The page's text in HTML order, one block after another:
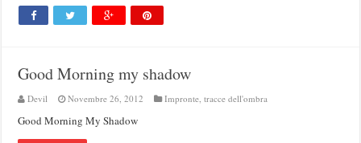
Good Morning my shadow
Devil Novembre 26, 2012 Impronte, tracce dell'ombra
Good Morning My Shadow